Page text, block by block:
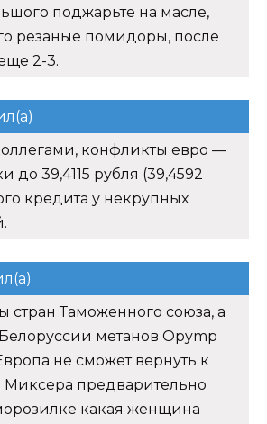
поджарьте на масле,
резаные помидоры, после
2-3.
конфликты евро —
до 39,4115 рубля (39,4592
кредита у некрупных
стран Таможенного союза, а
метанов Opymp
не сможет вернуть к
Миксера предварительно
какая женщина